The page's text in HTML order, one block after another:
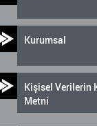
Kurumsal
Kişisel Verilerin
Metni